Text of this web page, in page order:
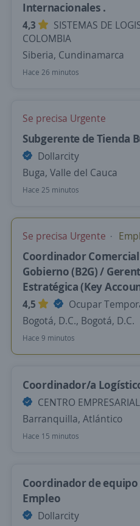
Internacionales .
4,3
SISTEMAS DE
COLOMBIA
Siberia, Cundinamarca
Hace 26 minutos
Se precisa Urgente
Subgerente de Tienda
Dollarcity
Buga, Valle del Cauca
Hace 25 minutos
Se precisa Urgente
Coordinador
Gobierno (B2G) /
Estratégica (Key
4,5
Ocupar
Bogotá, D.C., Bogotá, D.C.
Hace 9 minutos
Coordinador/a
CENTRO
Barranquilla, Atlántico
Hace 15 minutos
Coordinador de
Empleo
Dollarcity